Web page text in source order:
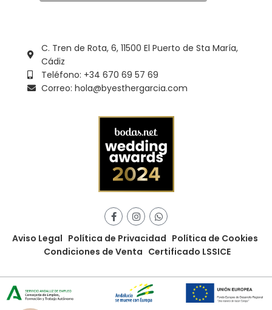
C. Tren de Rota, 6, 11500 El Puerto de Sta María,
Cádiz
Teléfono: +34 670 69 57 69
Correo: hola@byesthergarcia.com
Aviso Legal Política de Privacidad Política de Cookies
Condiciones de Venta Certificado LSSICE